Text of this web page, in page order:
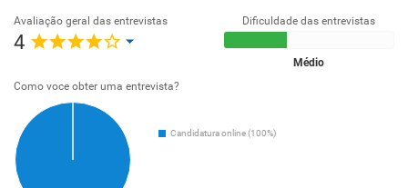
Avaliação geral das entrevistas
4
Dificuldade das entrevistas
Médio
Como voce obter uma entrevista?
Candidatura online (100%)